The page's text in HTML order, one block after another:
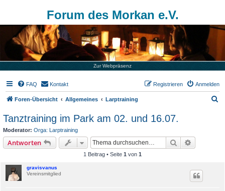
Forum des Morkan e.V.
Zur Webpräsenz
FAQ Kontakt Anmelden
Registrieren
Foren-Übersicht Allgemeines Larptraining
Tanztraining im Park am 02. und 16.07.
Moderator: Orga: Larptraining
Antworten Suche
1 Beitrag • Seite 1 von 1
gravisvanus
Vereinsmitglied